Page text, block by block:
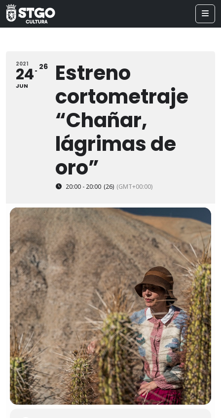
2021
24
JUN
26
Estreno
cortometraje
“Chañar,
lágrimas de
oro”
20:00 - 20:00 (26) (GMT+00:00)